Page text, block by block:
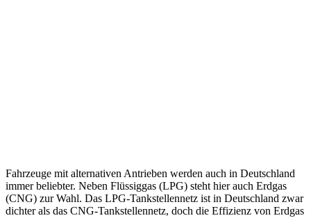
Fahrzeuge mit alternativen Antrieben werden auch in Deutschland
immer beliebter. Neben Flüssiggas (LPG) steht hier auch Erdgas
(CNG) zur Wahl. Das LPG-Tankstellennetz ist in Deutschland zwar
dichter als das CNG-Tankstellennetz, doch die Effizienz von Erdgas